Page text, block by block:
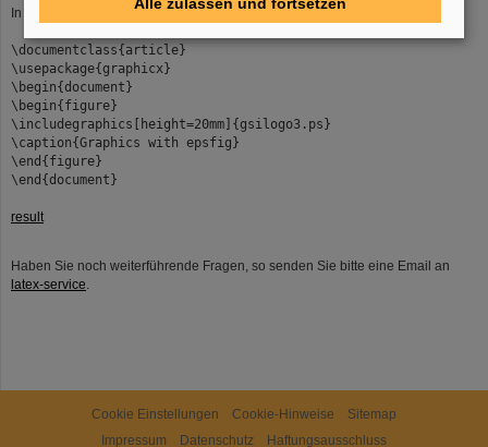
In the following example the picture was included at its natural size:
\documentclass{article}
\usepackage{graphicx}
\begin{document}
\begin{figure}
\includegraphics[height=20mm]{gsilogo3.ps}
\caption{Graphics with epsfig}
\end{figure}
\end{document}
result
Haben Sie noch weiterführende Fragen, so senden Sie bitte eine Email an
latex-service.
Cookie Einstellungen Cookie-Hinweise
Sitemap
Impressum
Datenschutz Haftungsausschluss